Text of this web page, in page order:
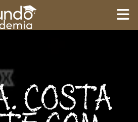
TREINAMENTO
ROTEIROS
COSTA